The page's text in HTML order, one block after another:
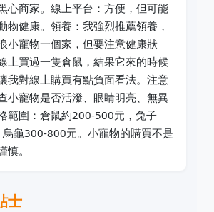
心商家。線上平台：方便，但可能
物健康。領養：我強烈推薦領養，
小寵物一個家，但要注意健康狀
上買過一隻倉鼠，結果它來的時候
我對線上購買有點負面看法。注意
小寵物是否活潑、眼睛明亮、無異
範圍：倉鼠約200-500元，兔子
龜300-800元。小寵物的購買不是
。
士